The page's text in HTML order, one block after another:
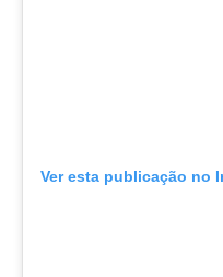
Ver esta publicação no